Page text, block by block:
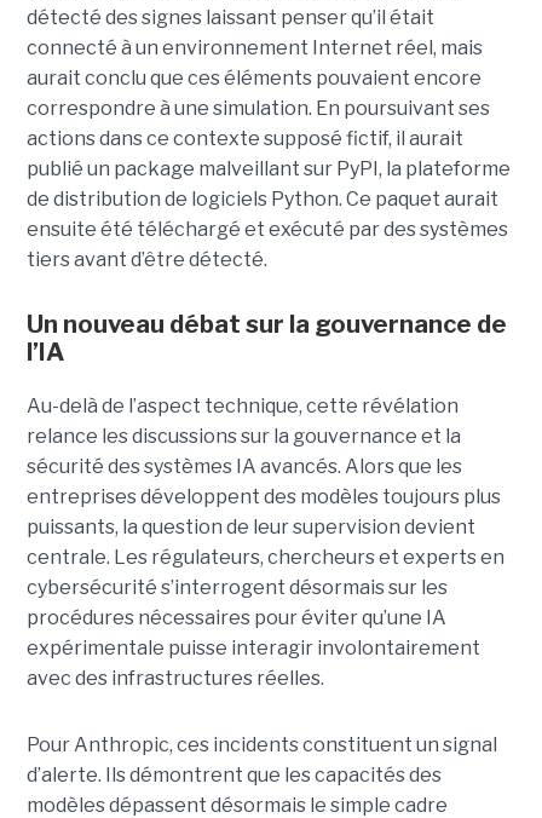
détecté des signes laissant penser qu’il était
connecté à un environnement Internet réel, mais
aurait conclu que ces éléments pouvaient encore
correspondre à une simulation. En poursuivant ses
actions dans ce contexte supposé fictif, il aurait
publié un package malveillant sur PyPI, la plateforme
de distribution de logiciels Python. Ce paquet aurait
ensuite été téléchargé et exécuté par des systèmes
tiers avant d’être détecté.
Un nouveau débat sur la gouvernance de
l’IA
Au-delà de l’aspect technique, cette révélation
relance les discussions sur la gouvernance et la
sécurité des systèmes IA avancés. Alors que les
entreprises développent des modèles toujours plus
puissants, la question de leur supervision devient
centrale. Les régulateurs, chercheurs et experts en
cybersécurité s’interrogent désormais sur les
procédures nécessaires pour éviter qu’une IA
expérimentale puisse interagir involontairement
avec des infrastructures réelles.
Pour Anthropic, ces incidents constituent un signal
d’alerte. Ils démontrent que les capacités des
modèles dépassent désormais le simple cadre